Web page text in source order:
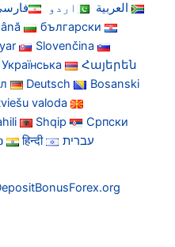
العربية اردو
български
Slovenčina
Українська
Հայերեն
Deutsch
Bosanski
valoda
Shqip
Српски
हिन्दी עברית